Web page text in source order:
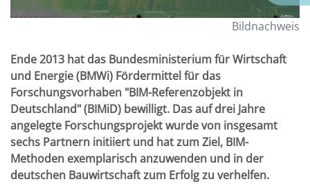
Bildnachweis
Ende 2013 hat das Bundesministerium für Wirtschaft
und Energie (BMWi) Fördermittel für das
Forschungsvorhaben "BIM-Referenzobjekt in
Deutschland" (BIMiD) bewilligt. Das auf drei Jahre
angelegte Forschungsprojekt wurde von insgesamt
sechs Partnern initiiert und hat zum Ziel, BIM-
Methoden exemplarisch anzuwenden und in der
deutschen Bauwirtschaft zum Erfolg zu verhelfen.